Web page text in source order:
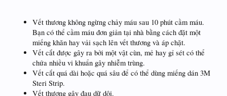
Vết thương không ngừng chảy máu sau 10 phút cầm máu.
Bạn có thể cầm máu đơn giản tại nhà bằng cách đặt một
miếng khăn hay vải sạch lên vết thương và áp chặt.
Vết cắt được gây ra bởi một vật cùn, mẻ hay gỉ sét có thể
chứa nhiều vi khuẩn gây nhiễm trùng.
Vết cắt quá dài hoặc quá sâu để có thể dùng miếng dán 3M
Steri Strip.
Vết thương gây đau dữ dội.